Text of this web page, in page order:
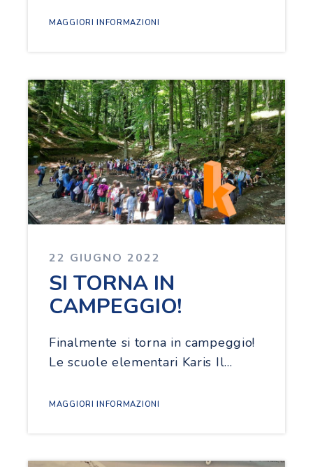
MAGGIORI INFORMAZIONI
22 GIUGNO 2022
SI TORNA IN
CAMPEGGIO!
Finalmente si torna in campeggio!
Le scuole elementari Karis Il…
MAGGIORI INFORMAZIONI